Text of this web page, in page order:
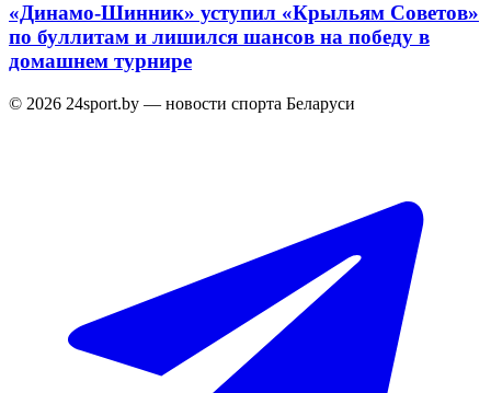
«Динамо-Шинник» уступил «Крыльям Советов»
по буллитам и лишился шансов на победу в
домашнем турнире
© 2026 24sport.by — новости спорта Беларуси